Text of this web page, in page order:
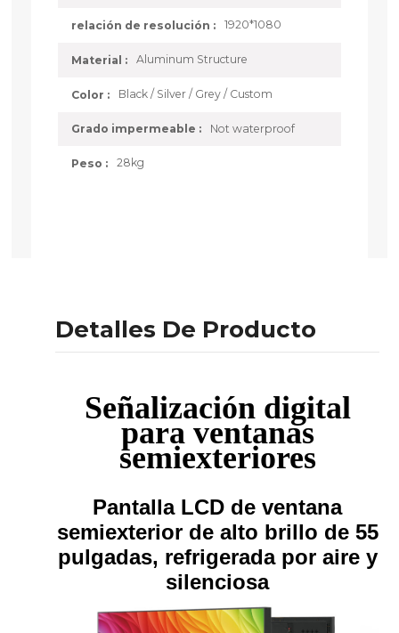
relación de resolución : 1920*1080
Material : Aluminum Structure
Color : Black / Silver / Grey / Custom
Grado impermeable : Not waterproof
Peso : 28kg
Detalles De Producto
Señalización digital
para ventanas
semiexteriores
Pantalla LCD de ventana
semiexterior de alto brillo de 55
pulgadas, refrigerada por aire y
silenciosa